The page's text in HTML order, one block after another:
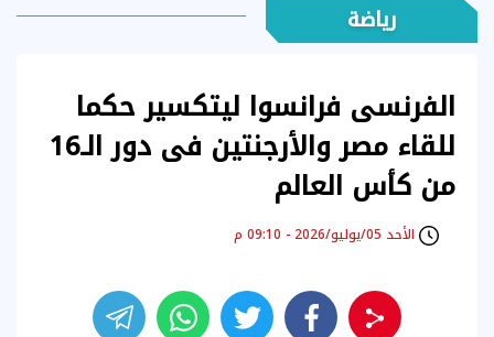
رياضة
الفرنسى فرانسوا ليتكسير حكما
للقاء مصر والأرجنتين فى دور الـ16
من كأس العالم
الأحد 05/يوليو/2026 - 09:10 م